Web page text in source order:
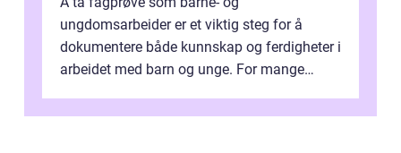
ungdomsarbeider er et viktig steg for å
dokumentere både kunnskap og ferdigheter i
arbeidet med barn og unge. For mange